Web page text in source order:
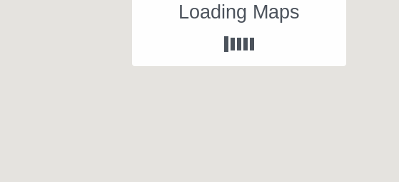
Loading Maps